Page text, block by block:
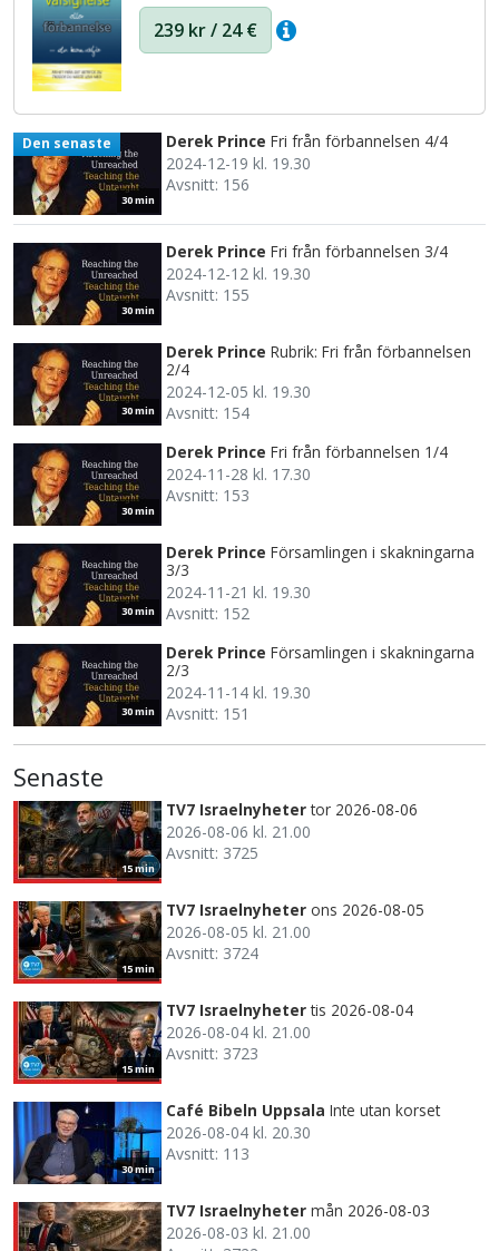
239 kr / 24 €
30 min
Den senaste Derek Prince Fri från förbannelsen 4/4
2024-12-19 kl. 19.30
Avsnitt: 156
30 min
Derek Prince Fri från förbannelsen 3/4
2024-12-12 kl. 19.30
Avsnitt: 155
30 min
Derek Prince Rubrik: Fri från förbannelsen
2/4
2024-12-05 kl. 19.30
Avsnitt: 154
30 min
Derek Prince Fri från förbannelsen 1/4
2024-11-28 kl. 17.30
Avsnitt: 153
30 min
Derek Prince Församlingen i skakningarna
3/3
2024-11-21 kl. 19.30
Avsnitt: 152
30 min
Derek Prince Församlingen i skakningarna
2/3
2024-11-14 kl. 19.30
Avsnitt: 151
Senaste
15 min
TV7 Israelnyheter tor 2026-08-06
2026-08-06 kl. 21.00
Avsnitt: 3725
15 min
TV7 Israelnyheter ons 2026-08-05
2026-08-05 kl. 21.00
Avsnitt: 3724
15 min
TV7 Israelnyheter tis 2026-08-04
2026-08-04 kl. 21.00
Avsnitt: 3723
30 min
Café Bibeln Uppsala Inte utan korset
2026-08-04 kl. 20.30
Avsnitt: 113
TV7 Israelnyheter mån 2026-08-03
2026-08-03 kl. 21.00